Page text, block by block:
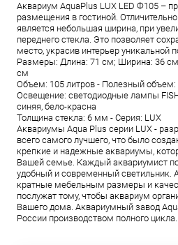
Аквариум AquaPlus LUX LED Ф105 –
размещения в гостиной.
является небольшая ширина, при
переднего стекла. Это позволяет
место, украсив интерьер уникальной
Размеры: Длина: 71 см; Ширина: 36
см
Объем: 105 литров - Полезный объем:
Освещение: светодиодные лампы
синяя, бело-красна
Толщина стекла: 6 мм - Серия: LUX
Аквариумы Aqua Plus серии LUX -
всего самого лучшего, что было
крепкие и надежные аквариумы,
Вашей семье. Каждый аквариумист по
удобный и современный светильник.
кратные мебельным размеры и
послужат тому, чтобы аквариум
Вашего дома. Аквариумный завод
России производством полного цикла.